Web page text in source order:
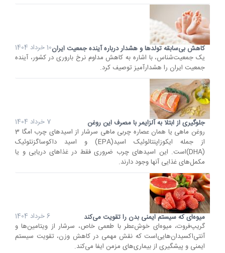
کاهش بی‌سابقه تولدها و هشدار درباره آینده جمعیت ایران10 خرداد 1404
یک جمعیت‌شناس، با اشاره به کاهش مداوم نرخ باروری در کشور، آینده
جمعیت ایران را هشدارآمیز توصیف کرد.
جلوگیری از ابتلا به آلزایمر با مصرف این روغن
7 خرداد 1404
روغن ماهی یا همان عصاره چربی ماهی سرشار از اسیدهای چرب امگا 3
از جمله ایکوزاپنتائوئیک اسید(EPA) و اسید داکوساگزنئوئیک
(DHA)است. این اسیدهای چرب ضروری فقط در غذاهای دریایی و یا
مکمل‌های غذایی آنها وجود دارند.
میوه‌ای که سیستم ایمنی بدن را تقویت می‌کند
6 خرداد 1404
گریپ‌فروت، میوه‌ای خوش‌عطر با طعمی خاص، سرشار از ویتامین‌ها و
آنتی‌اکسیدان‌هایی‌است که نقش مهمی در کاهش وزن، تقویت سیستم
ایمنی و پیشگیری از بیماری‌های مزمن ایفا می‌کند.